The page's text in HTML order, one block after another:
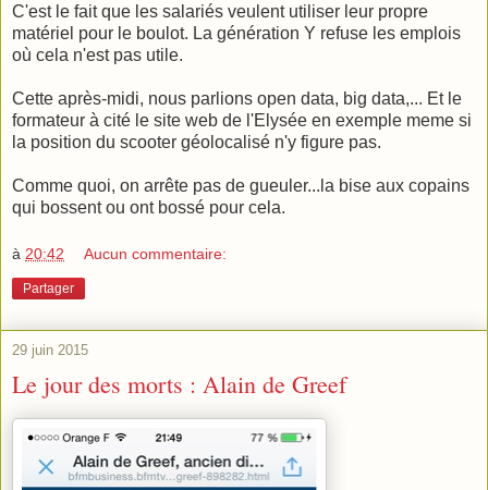
C'est le fait que les salariés veulent utiliser leur propre
matériel pour le boulot. La génération Y refuse les emplois
où cela n'est pas utile.
Cette après-midi, nous parlions open data, big data,... Et le
formateur à cité le site web de l'Elysée en exemple meme si
la position du scooter géolocalisé n'y figure pas.
Comme quoi, on arrête pas de gueuler...la bise aux copains
qui bossent ou ont bossé pour cela.
à 20:42 Aucun commentaire:
Partager
29 juin 2015
Le jour des morts : Alain de Greef